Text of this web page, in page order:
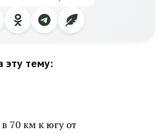
эту тему:
70 км к югу от